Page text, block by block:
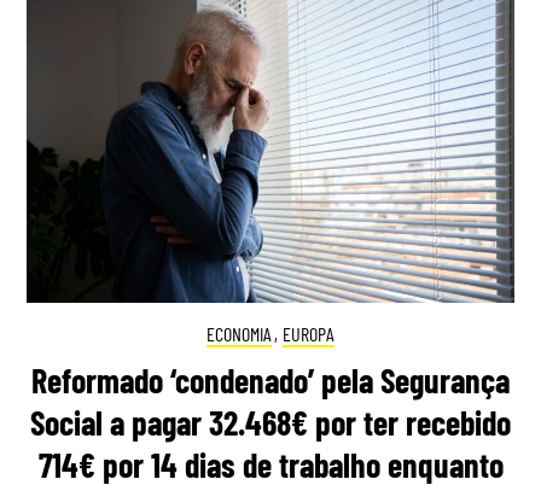
ECONOMIA , EUROPA
Reformado ‘condenado’ pela Segurança
Social a pagar 32.468€ por ter recebido
714€ por 14 dias de trabalho enquanto